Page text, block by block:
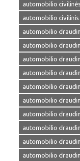
automobilio
automobilio
automobilio
automobilio
automobilio
automobilio
automobilio
automobilio
automobilio
automobilio
automobilio
automobilio